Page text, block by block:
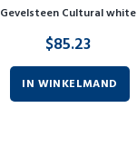
Gevelsteen Cultural white
$85.23
IN WINKELMAND